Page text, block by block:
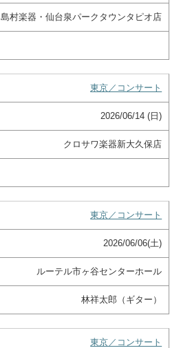
島村楽器・仙台泉パークタウンタピオ店
東京／コンサート
2026/06/14 (日)
クロサワ楽器新大久保店
東京／コンサート
2026/06/06(土)
ルーテル市ヶ谷センターホール
林祥太郎（ギター）
東京／コンサート